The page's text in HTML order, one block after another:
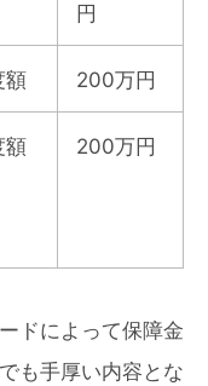
円
額 200万円
額 200万円
ドによって保障金
も手厚い内容とな